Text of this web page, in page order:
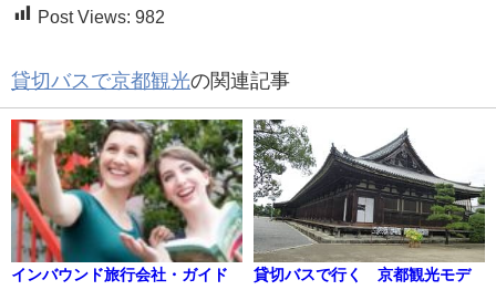
Post Views: 982
貸切バスで京都観光の関連記事
インバウンド旅行会社・ガイド
貸切バスで行く 京都観光モデ